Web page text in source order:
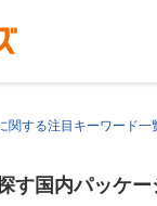
関する注目キーワード一
す国内パッケ